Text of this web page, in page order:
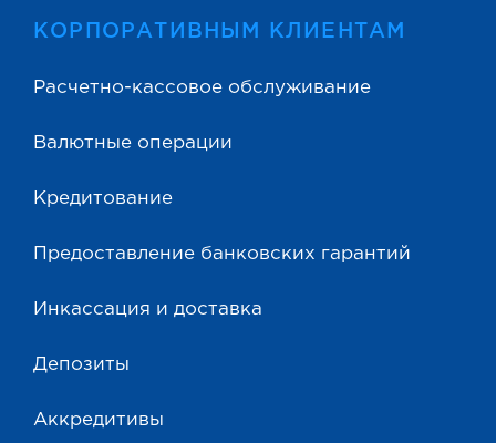
КОРПОРАТИВНЫМ КЛИЕНТАМ
Расчетно-кассовое обслуживание
Валютные операции
Кредитование
Предоставление банковских гарантий
Инкассация и доставка
Депозиты
Аккредитивы